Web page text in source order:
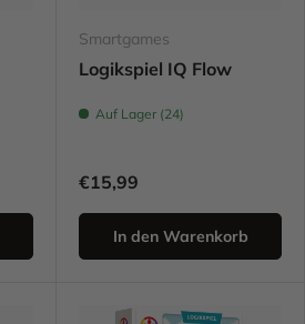
Smartgames
Logikspiel IQ Flow
Auf Lager (24)
€15,99
In den Warenkorb